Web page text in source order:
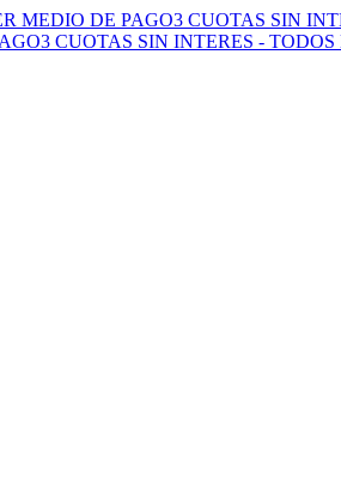
MEDIO DE PAGO3 CUOTAS SIN
3 CUOTAS SIN INTERES -